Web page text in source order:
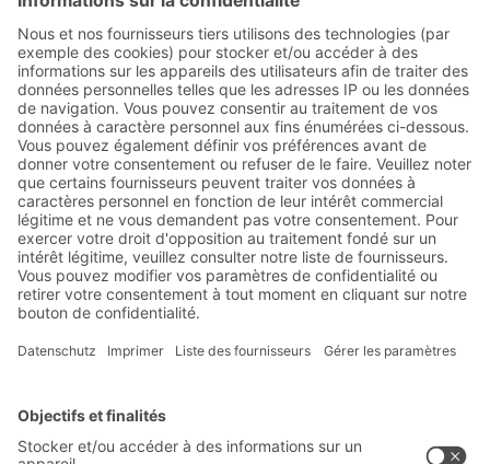
Abonnez-vous à la lettre
d'information de BITO :
Actualités de l'entrepôt et de
la logistique
Réductions exclusives
Innovations
S'inscrire à la newsletter
Solutions BITO